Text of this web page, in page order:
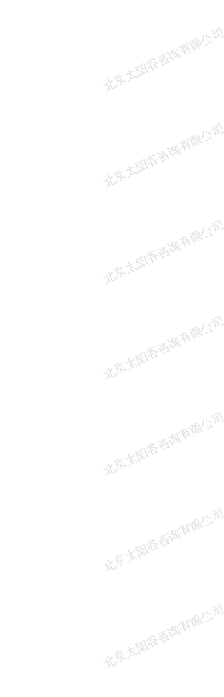
北京太阳谷咨询有限公司
北京太阳谷咨询有限公司
北京太阳谷咨询有限公司
北京太阳谷咨询有限公司
北京太阳谷咨询有限公司
北京太阳谷咨询有限公司
北京太阳谷咨询有限公司